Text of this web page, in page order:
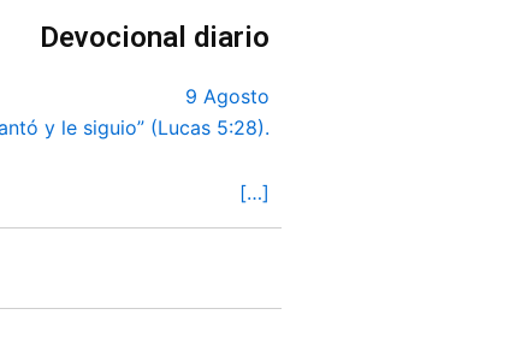
Devocional diario
9 Agosto
y le siguio” (Lucas 5:28).
[…]